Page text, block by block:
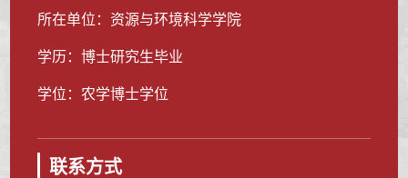
所在单位：资源与环境科学学院
学历：博士研究生毕业
学位：农学博士学位
联系方式